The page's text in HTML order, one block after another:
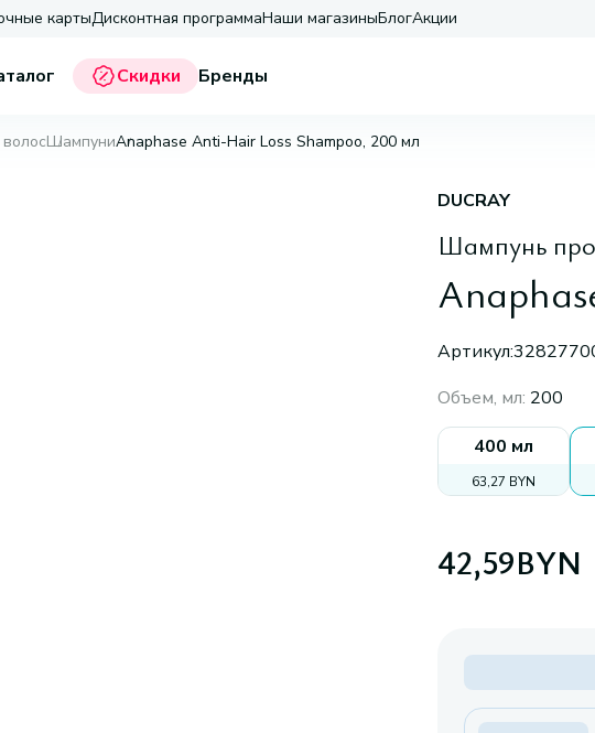
картыДисконтная программаНаши магазиныБлогАкции
Скидки Бренды
ШампуниAnaphase Anti-Hair Loss Shampoo, 200 мл
DUCRAY
Шампунь
Артикул:
Объем, мл: 200
400 мл
63,27 BYN
42,59BYN